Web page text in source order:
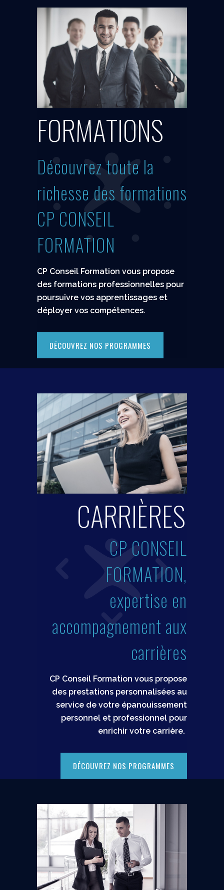
FORMATIONS
Découvrez toute la
richesse des formations
CP CONSEIL
FORMATION
CP Conseil Formation vous propose
des formations professionnelles pour
poursuivre vos apprentissages et
déployer vos compétences.
DÉCOUVREZ NOS PROGRAMMES
CARRIÈRES
CP CONSEIL
FORMATION,
expertise en
accompagnement aux
carrières
CP Conseil Formation vous propose
des prestations personnalisées au
service de votre épanouissement
personnel et professionnel pour
enrichir votre carrière.
DÉCOUVREZ NOS PROGRAMMES